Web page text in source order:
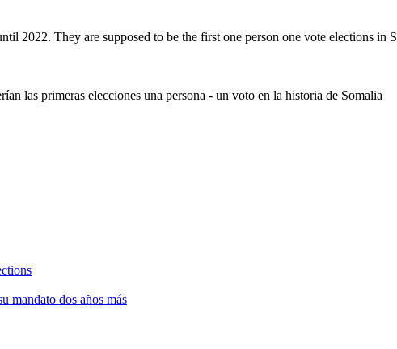
2022. They are supposed to be the first one person one vote elections in
las primeras elecciones una persona - un voto en la historia de Somalia
mandato dos años más